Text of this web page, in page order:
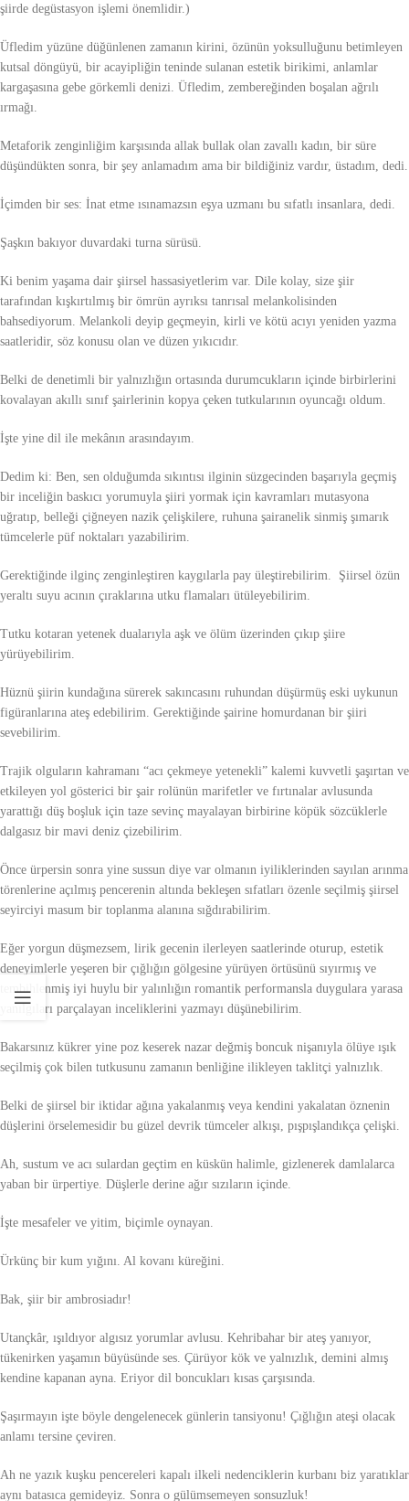
şiirde degüstasyon işlemi önemlidir.)
Üfledim yüzüne düğünlenen zamanın kirini, özünün yoksulluğunu betimleyen
kutsal döngüyü, bir acayipliğin teninde sulanan estetik birikimi, anlamlar
kargaşasına gebe görkemli denizi. Üfledim, zembereğinden boşalan ağrılı
ırmağı.
Metaforik zenginliğim karşısında allak bullak olan zavallı kadın, bir süre
düşündükten sonra, bir şey anlamadım ama bir bildiğiniz vardır, üstadım, dedi.
İçimden bir ses: İnat etme ısınamazsın eşya uzmanı bu sıfatlı insanlara, dedi.
Şaşkın bakıyor duvardaki turna sürüsü.
Ki benim yaşama dair şiirsel hassasiyetlerim var. Dile kolay, size şiir
tarafından kışkırtılmış bir ömrün ayrıksı tanrısal melankolisinden
bahsediyorum. Melankoli deyip geçmeyin, kirli ve kötü acıyı yeniden yazma
saatleridir, söz konusu olan ve düzen yıkıcıdır.
Belki de denetimli bir yalnızlığın ortasında durumcukların içinde birbirlerini
kovalayan akıllı sınıf şairlerinin kopya çeken tutkularının oyuncağı oldum.
İşte yine dil ile mekânın arasındayım.
Dedim ki: Ben, sen olduğumda sıkıntısı ilginin süzgecinden başarıyla geçmiş
bir inceliğin baskıcı yorumuyla şiiri yormak için kavramları mutasyona
uğratıp, belleği çiğneyen nazik çelişkilere, ruhuna şairanelik sinmiş şımarık
tümcelerle püf noktaları yazabilirim.
Gerektiğinde ilginç zenginleştiren kaygılarla pay üleştirebilirim. Şiirsel özün
yeraltı suyu acının çıraklarına utku flamaları ütüleyebilirim.
Tutku kotaran yetenek dualarıyla aşk ve ölüm üzerinden çıkıp şiire
yürüyebilirim.
Hüznü şiirin kundağına sürerek sakıncasını ruhundan düşürmüş eski uykunun
figüranlarına ateş edebilirim. Gerektiğinde şairine homurdanan bir şiiri
sevebilirim.
Trajik olguların kahramanı “acı çekmeye yetenekli” kalemi kuvvetli şaşırtan ve
etkileyen yol gösterici bir şair rolünün marifetler ve fırtınalar avlusunda
yarattığı düş boşluk için taze sevinç mayalayan birbirine köpük sözcüklerle
dalgasız bir mavi deniz çizebilirim.
Önce ürpersin sonra yine sussun diye var olmanın iyiliklerinden sayılan arınma
törenlerine açılmış pencerenin altında bekleşen sıfatları özenle seçilmiş şiirsel
seyirciyi masum bir toplanma alanına sığdırabilirim.
Eğer yorgun düşmezsem, lirik gecenin ilerleyen saatlerinde oturup, estetik
deneyimlerle yeşeren bir çığlığın gölgesine yürüyen örtüsünü sıyırmış ve
tembihlenmiş iyi huylu bir yalınlığın romantik performansla duygulara yarasa
yanılgıları parçalayan inceliklerini yazmayı düşünebilirim.
Bakarsınız kükrer yine poz keserek nazar değmiş boncuk nişanıyla ölüye ışık
seçilmiş çok bilen tutkusunu zamanın benliğine ilikleyen taklitçi yalnızlık.
Belki de şiirsel bir iktidar ağına yakalanmış veya kendini yakalatan öznenin
düşlerini örselemesidir bu güzel devrik tümceler alkışı, pışpışlandıkça çelişki.
Ah, sustum ve acı sulardan geçtim en küskün halimle, gizlenerek damlalarca
yaban bir ürpertiye. Düşlerle derine ağır sızıların içinde.
İşte mesafeler ve yitim, biçimle oynayan.
Ürkünç bir kum yığını. Al kovanı küreğini.
Bak, şiir bir ambrosiadır!
Utançkâr, ışıldıyor algısız yorumlar avlusu. Kehribahar bir ateş yanıyor,
tükenirken yaşamın büyüsünde ses. Çürüyor kök ve yalnızlık, demini almış
kendine kapanan ayna. Eriyor dil boncukları kısas çarşısında.
Şaşırmayın işte böyle dengelenecek günlerin tansiyonu! Çığlığın ateşi olacak
anlamı tersine çeviren.
Ah ne yazık kuşku pencereleri kapalı ilkeli nedenciklerin kurbanı biz yaratıklar
aynı batasıca gemideyiz. Sonra o gülümsemeyen sonsuzluk!